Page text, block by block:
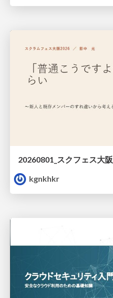
20260801_スクフェス大阪
kgnkhkr